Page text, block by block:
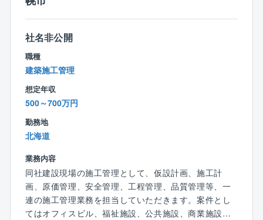
【担当するプロジェクト】
北海道支店では、ショッピングモールなどの大型商業
施設の案件が多いです。
その他案件例）商業施設、教育施設、公共施設、宿泊
施設、医療福祉施設、ショールーム、ワークスペー
ス、イベント空間 他
■就業環境：
■土日祝休み
■月残業17h（全社平均16.9時間）
■テレワークあり
■時差出勤制度
※現場により夜間勤務や、繁忙期には休日出勤にご対応
社名非公開
職種
建築施工管理
想定年収
500～700万円
勤務地
北海道
業務内容
同社建設現場の施工管理として、仮設計画、施工計
画、原価管理、安全管理、工程管理、品質管理等、一
連の施工管理業務を担当していただきます。案件とし
てはオフィスビル、福祉施設、公共施設、商業施設、